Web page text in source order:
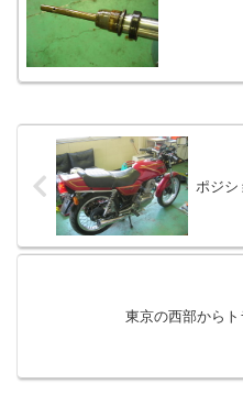
ポジシ
東京の西部から